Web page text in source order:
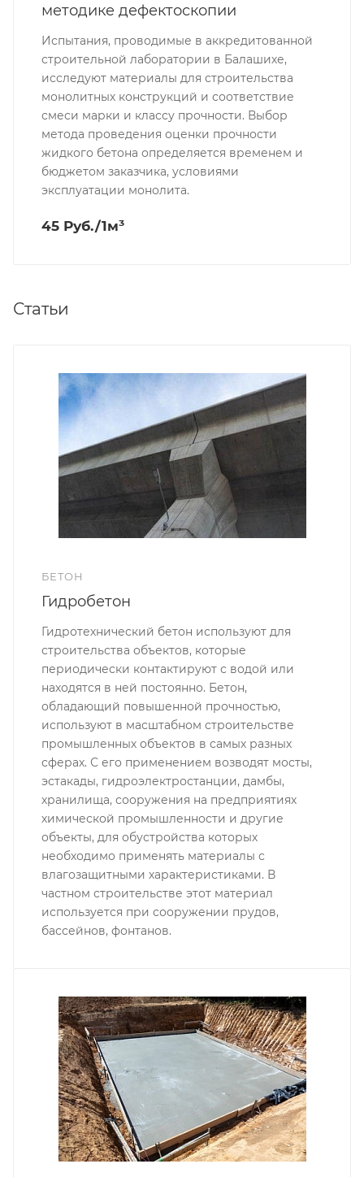
методике дефектоскопии
Испытания, проводимые в аккредитованной
строительной лаборатории в Балашихе,
исследуют материалы для строительства
монолитных конструкций и соответствие
смеси марки и классу прочности. Выбор
метода проведения оценки прочности
жидкого бетона определяется временем и
бюджетом заказчика, условиями
эксплуатации монолита.
45 Руб./1м³
Статьи
БЕТОН
Гидробетон
Гидротехнический бетон используют для
строительства объектов, которые
периодически контактируют с водой или
находятся в ней постоянно. Бетон,
обладающий повышенной прочностью,
используют в масштабном строительстве
промышленных объектов в самых разных
сферах. С его применением возводят мосты,
эстакады, гидроэлектростанции, дамбы,
хранилища, сооружения на предприятиях
химической промышленности и другие
объекты, для обустройства которых
необходимо применять материалы с
влагозащитными характеристиками. В
частном строительстве этот материал
используется при сооружении прудов,
бассейнов, фонтанов.